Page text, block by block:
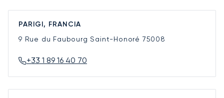
PARIGI, FRANCIA
9 Rue du Faubourg Saint-Honoré 75008
+33 1 89 16 40 70